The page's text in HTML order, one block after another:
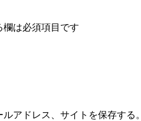
欄は必須項目です
アドレス、サイトを保存する。